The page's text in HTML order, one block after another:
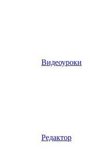
Видеоуроки
Редактор